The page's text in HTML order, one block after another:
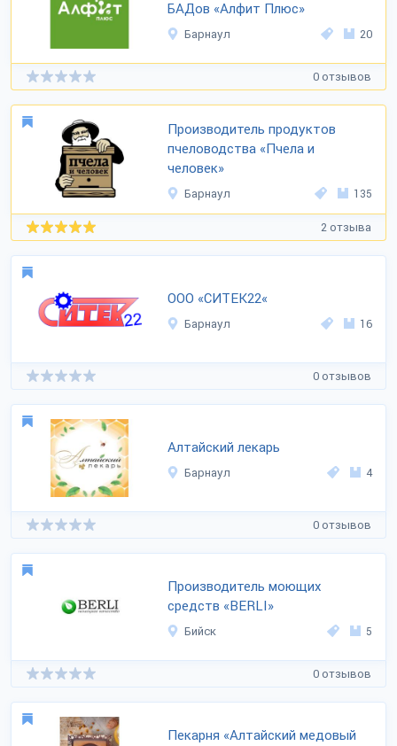
БАДов «Алфит Плюс»
Барнаул 20
0 отзывов
Производитель продуктов
пчеловодства «Пчела и
человек»
Барнаул 135
2 отзыва
ООО «СИТЕК22«
Барнаул 16
0 отзывов
Алтайский лекарь
Барнаул 4
0 отзывов
Производитель моющих
средств «BERLI»
Бийск 5
0 отзывов
Пекарня «Алтайский медовый